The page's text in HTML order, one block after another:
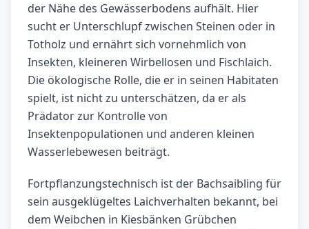
der Nähe des Gewässerbodens aufhält. Hier
sucht er Unterschlupf zwischen Steinen oder in
Totholz und ernährt sich vornehmlich von
Insekten, kleineren Wirbellosen und Fischlaich.
Die ökologische Rolle, die er in seinen Habitaten
spielt, ist nicht zu unterschätzen, da er als
Prädator zur Kontrolle von
Insektenpopulationen und anderen kleinen
Wasserlebewesen beiträgt.
Fortpflanzungstechnisch ist der Bachsaibling für
sein ausgeklügeltes Laichverhalten bekannt, bei
dem Weibchen in Kiesbänken Grübchen